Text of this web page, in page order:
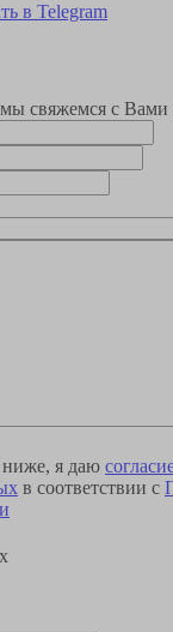
в Telegram
свяжемся с
я даю
в соответствии с